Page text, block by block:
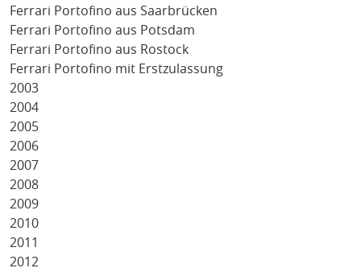
Ferrari Portofino aus Saarbrücken
Ferrari Portofino aus Potsdam
Ferrari Portofino aus Rostock
Ferrari Portofino mit Erstzulassung
2003
2004
2005
2006
2007
2008
2009
2010
2011
2012